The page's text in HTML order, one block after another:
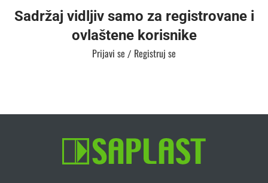
Sadržaj vidljiv samo za registrovane i
ovlaštene korisnike
Prijavi se / Registruj se